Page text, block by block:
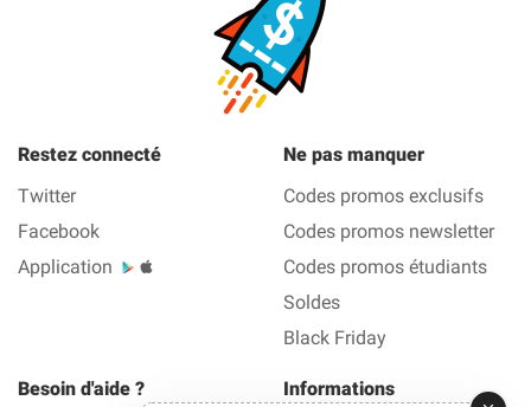
Restez connecté
Twitter
Facebook
Application
Ne pas manquer
Codes promos exclusifs
Codes promos newsletter
Codes promos étudiants
Soldes
Black Friday
Besoin d'aide ? Informations